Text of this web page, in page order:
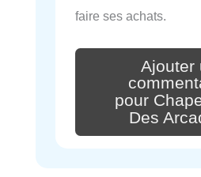
faire ses achats.
Ajouter
pour
Des